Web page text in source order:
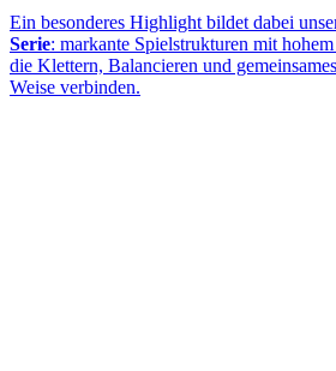
Ein besonderes Highlight bildet dabei
Serie: markante Spielstrukturen mit
die Klettern, Balancieren und
Weise verbinden.